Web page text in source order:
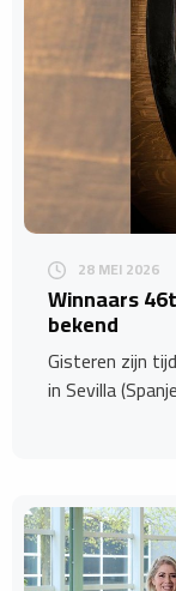
28 MEI 2026
Winnaars
bekend
Gisteren zijn
in Sevilla